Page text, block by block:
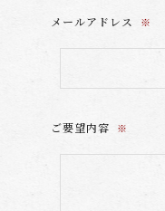
メールアドレス ※
ご要望内容 ※